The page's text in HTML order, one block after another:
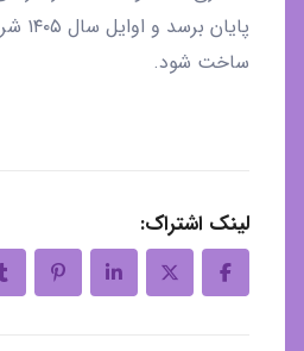
ساخت شود.
لینک اشتراک: